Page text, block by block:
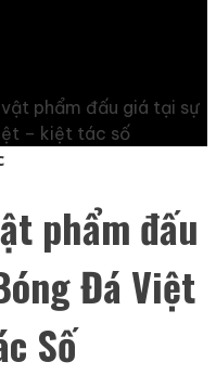
phẩm đấu giá tại sự
– kiệt tác số
phẩm đấu
Đá Việt
Số